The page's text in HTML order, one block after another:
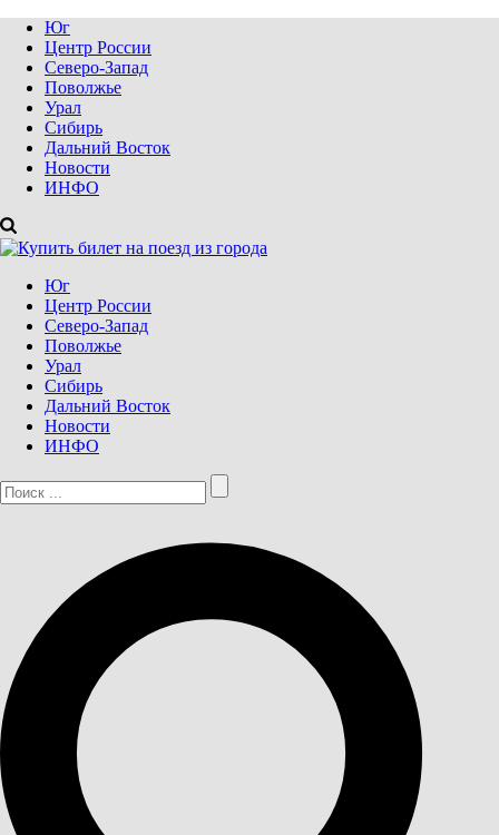
Юг
Центр России
Северо-Запад
Поволжье
Урал
Сибирь
Дальний Восток
Новости
ИНФО
Юг
Центр России
Северо-Запад
Поволжье
Урал
Сибирь
Дальний Восток
Новости
ИНФО